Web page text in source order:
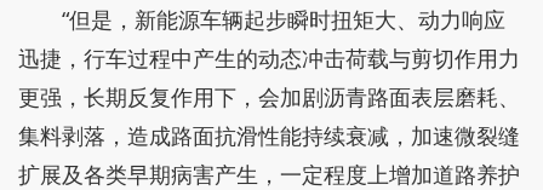
“但是，新能源车辆起步瞬时扭矩大、动力响应
迅捷，行车过程中产生的动态冲击荷载与剪切作用力
更强，长期反复作用下，会加剧沥青路面表层磨耗、
集料剥落，造成路面抗滑性能持续衰减，加速微裂缝
扩展及各类早期病害产生，一定程度上增加道路养护